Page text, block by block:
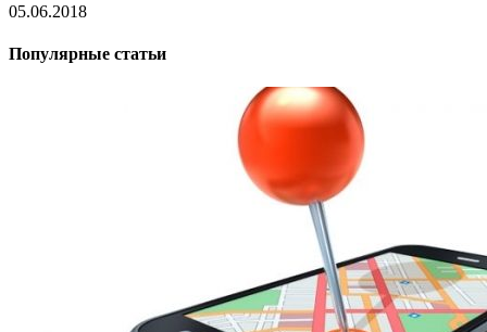
05.06.2018
Популярные статьи